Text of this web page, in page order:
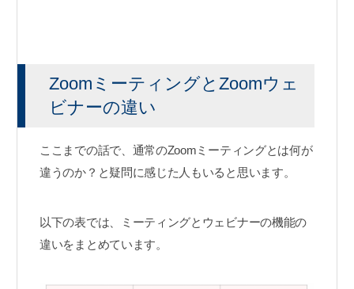
ZoomミーティングとZoomウェ
ビナーの違い
ここまでの話で、通常のZoomミーティングとは何が
違うのか？と疑問に感じた人もいると思います。
以下の表では、ミーティングとウェビナーの機能の
違いをまとめています。